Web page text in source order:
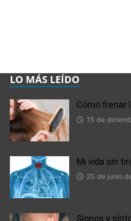
LO MÁS LEÍDO
Cómo frenar
15 de
Mi vida sin
25 de junio
Signos y